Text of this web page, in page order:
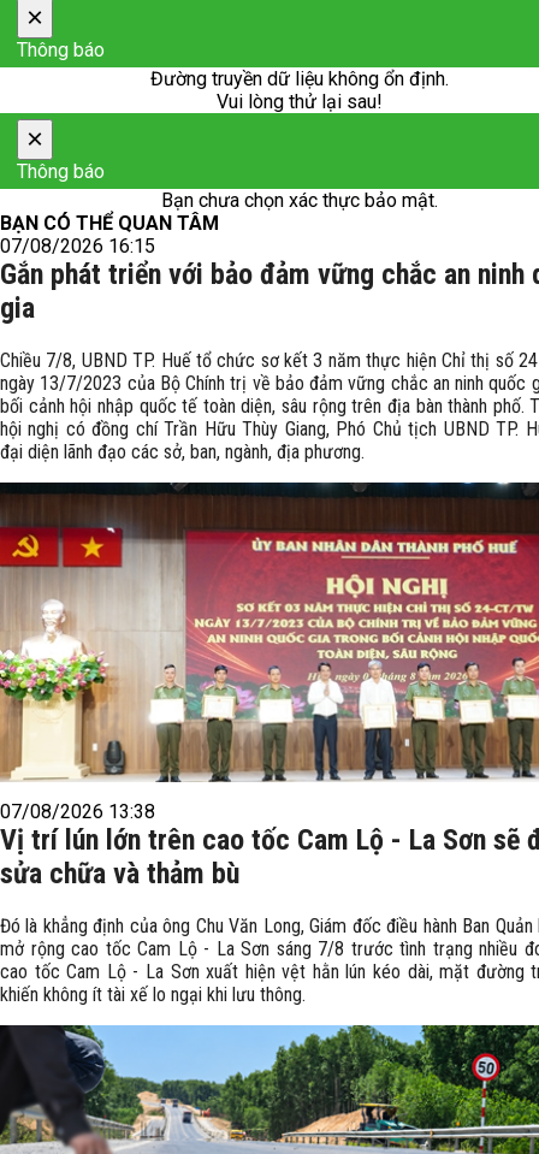
×
Thông báo
Đường truyền dữ liệu không ổn định.
Vui lòng thử lại sau!
×
Thông báo
Bạn chưa chọn xác thực bảo mật.
BẠN CÓ THỂ QUAN TÂM
07/08/2026 16:15
Gắn phát triển với bảo đảm vững chắc an ninh
gia
Chiều 7/8, UBND TP. Huế tổ chức sơ kết 3 năm thực hiện Chỉ thị số
ngày 13/7/2023 của Bộ Chính trị về bảo đảm vững chắc an ninh quốc
bối cảnh hội nhập quốc tế toàn diện, sâu rộng trên địa bàn thành phố.
hội nghị có đồng chí Trần Hữu Thùy Giang, Phó Chủ tịch UBND TP.
đại diện lãnh đạo các sở, ban, ngành, địa phương.
07/08/2026 13:38
Vị trí lún lớn trên cao tốc Cam Lộ - La Sơn sẽ
sửa chữa và thảm bù
Đó là khẳng định của ông Chu Văn Long, Giám đốc điều hành Ban
mở rộng cao tốc Cam Lộ - La Sơn sáng 7/8 trước tình trạng nhiều
cao tốc Cam Lộ - La Sơn xuất hiện vệt hằn lún kéo dài, mặt đường
khiến không ít tài xế lo ngại khi lưu thông.